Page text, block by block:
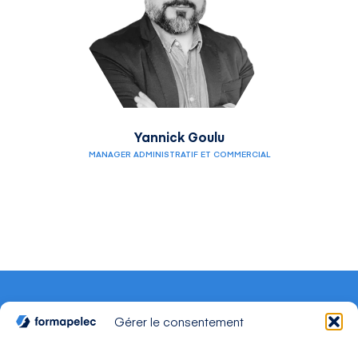
Gérer le consentement
Yannick Goulu
MANAGER ADMINISTRATIF ET COMMERCIAL